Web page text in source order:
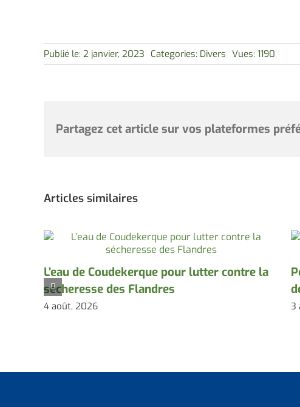
Publié le: 2 janvier, 2023 Categories: Divers Vues: 1190
Partagez cet article sur vos plateformes
Articles similaires
L’eau de Coudekerque pour lutter contre la
sécheresse des Flandres
4 août, 2026 3